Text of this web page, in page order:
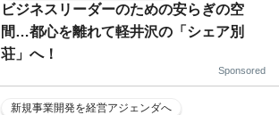
ビジネスリーダーのための安らぎの空
間…都心を離れて軽井沢の「シェア別
荘」へ！
Sponsored
新規事業開発を経営アジェンダへ